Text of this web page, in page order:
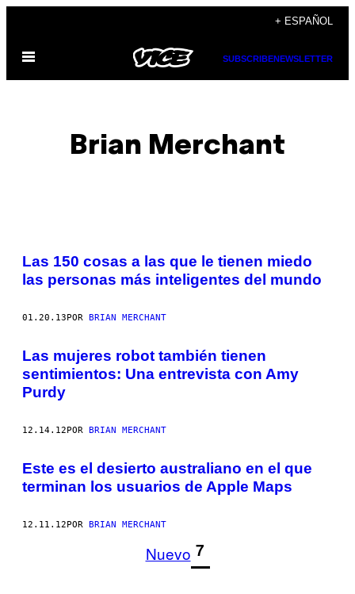
contenido
+ ESPAÑOL
Abrir
SUBSCRIBENEWSLETTER
Brian Merchant
POSTS
BY
Las 150 cosas a las que le tienen miedo
las personas más inteligentes del mundo
01.20.13POR BRIAN MERCHANT
Las mujeres robot también tienen
sentimientos: Una entrevista con Amy
Purdy
12.14.12POR BRIAN MERCHANT
Este es el desierto australiano en el que
terminan los usuarios de Apple Maps
12.11.12POR BRIAN MERCHANT
Nuevo 1
7